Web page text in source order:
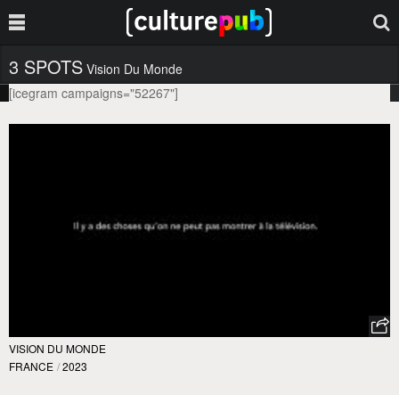
3 SPOTS Vision Du Monde
[icegram campaigns="52267"]
VISION DU MONDE
FRANCE / 2023